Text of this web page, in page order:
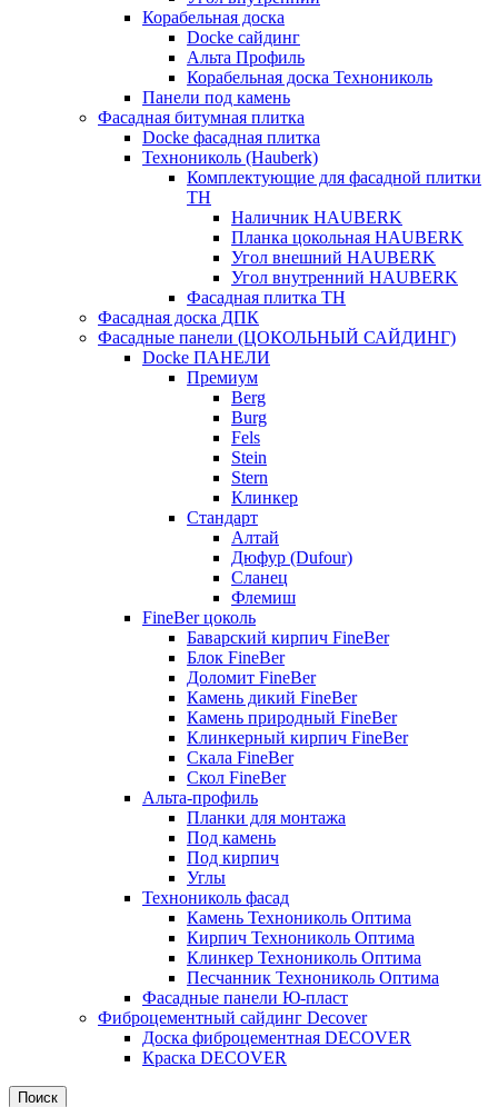
Корабельная доска
Docke сайдинг
Альта Профиль
Корабельная доска Технониколь
Панели под камень
Фасадная битумная плитка
Docke фасадная плитка
Технониколь (Hauberk)
Комплектующие для фасадной плитки
ТН
Наличник HAUBERK
Планка цокольная HAUBERK
Угол внешний HAUBERK
Угол внутренний HAUBERK
Фасадная плитка ТН
Фасадная доска ДПК
Фасадные панели (ЦОКОЛЬНЫЙ САЙДИНГ)
Docke ПАНЕЛИ
Премиум
Berg
Burg
Fels
Stein
Stern
Клинкер
Стандарт
Алтай
Дюфур (Dufour)
Сланец
Флемиш
FineBer цоколь
Баварский кирпич FineBer
Блок FineBer
Доломит FineBer
Камень дикий FineBer
Камень природный FineBer
Клинкерный кирпич FineBer
Скала FineBer
Скол FineBer
Альта-профиль
Планки для монтажа
Под камень
Под кирпич
Углы
Технониколь фасад
Камень Технониколь Оптима
Кирпич Технониколь Оптима
Клинкер Технониколь Оптима
Песчанник Технониколь Оптима
Фасадные панели Ю-пласт
Фиброцементный сайдинг Decover
Доска фиброцементная DECOVER
Краска DECOVER
Поиск